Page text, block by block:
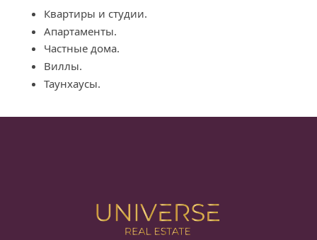
Квартиры и студии.
Апартаменты.
Частные дома.
Виллы.
Таунхаусы.